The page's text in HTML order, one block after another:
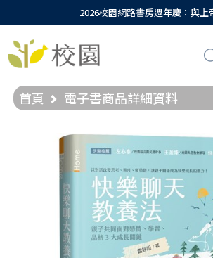
2026校園網路書房週年慶：與上
首頁 電子書商品詳細資料